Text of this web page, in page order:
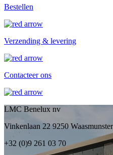
Bestellen
Verzending & levering
Contacteer ons
LMC Benelux nv
Vinkenlaan 22 9250
+32 (0)9 261 03 70